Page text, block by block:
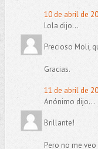
10 de abril de
Lola dijo...
Precioso Moli,
Gracias.
11 de abril de
Anónimo dijo...
Brillante!
Pero no me veo